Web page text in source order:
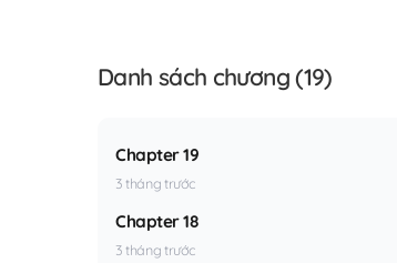
Danh sách chương (19)
Chapter 19
3 tháng trước
Chapter 18
3 tháng trước